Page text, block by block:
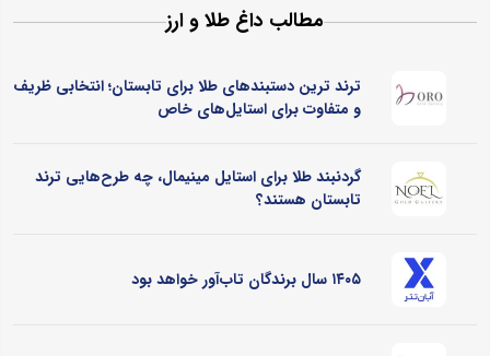
مطالب داغ طلا و ارز
ترند ترین دستبندهای طلا برای تابستان؛ انتخابی ظریف
و متفاوت برای استایل‌های خاص
گردنبند طلا برای استایل مینیمال، چه طرح‌هایی ترند
تابستان هستند؟
۱۴۰۵ سال برندگان تاب‌آور خواهد بود